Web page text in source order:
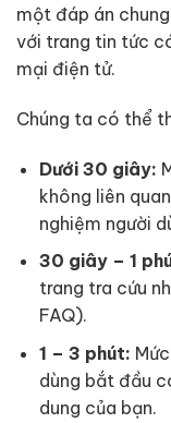
một đáp án
với trang tin tức
mại điện tử.
Chúng ta có thể
Dưới 30 giây:
không liên
nghiệm người
30 giây – 1
trang tra cứu
FAQ).
1 – 3 phút:
dùng bắt đầu
dung của bạn.